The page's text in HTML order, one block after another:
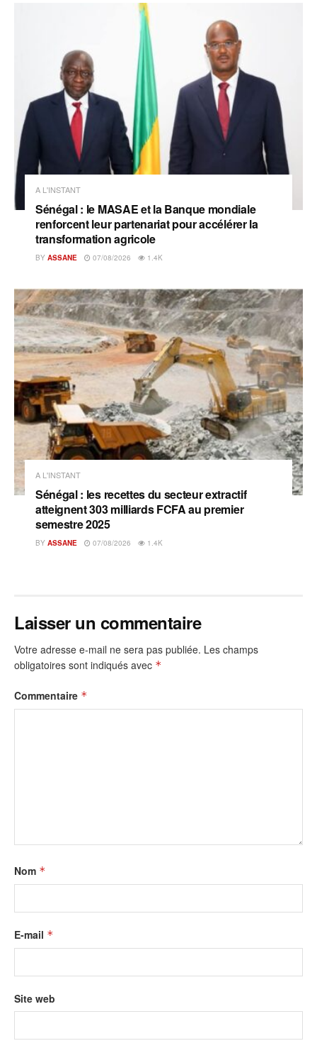
A L'INSTANT
Sénégal : le MASAE et la Banque mondiale
renforcent leur partenariat pour accélérer la
transformation agricole
BY ASSANE 07/08/2026 1.4K
A L'INSTANT
Sénégal : les recettes du secteur extractif
atteignent 303 milliards FCFA au premier
semestre 2025
BY ASSANE 07/08/2026 1.4K
Laisser un commentaire
Votre adresse e-mail ne sera pas publiée. Les champs
obligatoires sont indiqués avec *
Commentaire *
Nom *
E-mail *
Site web